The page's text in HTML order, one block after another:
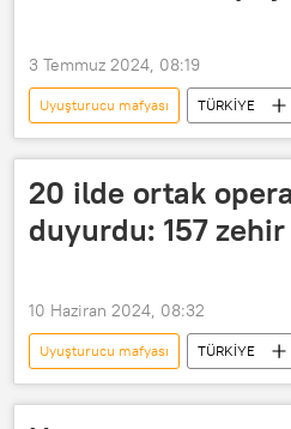
3 Temmuz 2024, 08:19
Uyuşturucu mafyası TÜRKİYE
Uyuşturucu operasyonu
20 ilde ortak
duyurdu: 157
10 Haziran 2024, 08:32
Uyuşturucu mafyası TÜRKİYE
Sentetik uyuşturucu